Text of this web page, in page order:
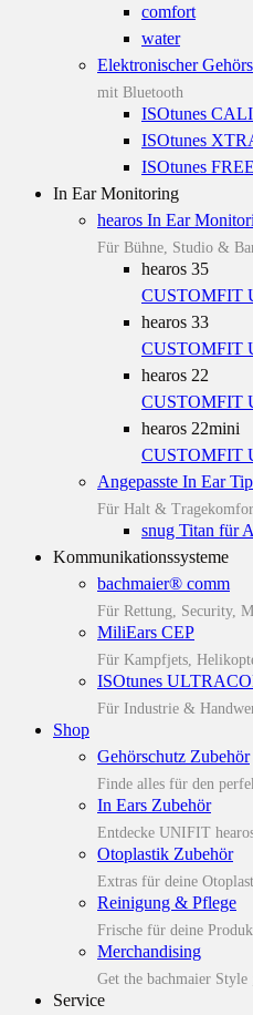
comfort
water
Elektronischer
mit Bluetooth
ISOtunes
ISOtunes
ISOtunes
In Ear Monitoring
hearos In Ear
Für Bühne, Studio &
hearos 35
CUSTOMFIT
hearos 33
CUSTOMFIT
hearos 22
CUSTOMFIT
hearos 22mini
CUSTOMFIT
Angepasste In Ear
Für Halt &
snug Titan für
Kommunikationssysteme
bachmaier® comm
Für Rettung, Security,
MiliEars CEP
Für Kampfjets,
ISOtunes
Für Industrie &
Shop
Gehörschutz Zubehör
Finde alles für den
In Ears Zubehör
Entdecke UNIFIT
Otoplastik Zubehör
Extras für deine
Reinigung & Pflege
Frische für deine
Merchandising
Get the bachmaier Style
Service